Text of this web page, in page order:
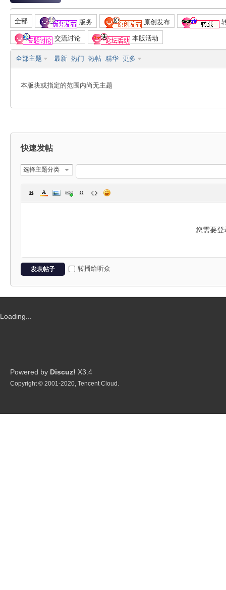
能
G
全部 版务 原创发布
交流讨论 本版活动
全部主题 最新 热门 热帖 精华 更多
本版块或指定的范围内尚无主题
快速发帖
选择主题分类
您需要
发表帖子 转播给听众
Loading...
Powered by Discuz! X3.4
Copyright © 2001-2020, Tencent Cloud.